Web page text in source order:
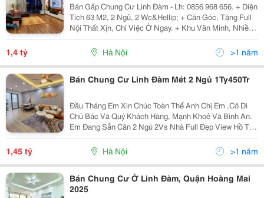
Bán Gấp Chung Cư Linh Đàm - Lh: 0856 968 656. + Diện
Tích 63 M2, 2 Ngủ, 2 Wc&Hellip; + Căn Góc, Tặng Full
Nội Thất Xịn, Chỉ Việc Ở Ngay. + Khu Văn Minh, Nhiều
Tiện Ích. + Pháp Lý Chuẩn. Liên Hệ Để Được Tư Vấn Và
Xem Nhà Miễn Phí 24/7: 0856...
1,4 tỷ Hà Nội >1 năm
Bán Chung Cư Linh Đàm Mét 2 Ngủ 1Ty450Tr
Đầu Tháng Em Xin Chúc Toàn Thể Anh Chị Em ,Cô Dì
Chú Bác Và Quý Khách Hàng, Mạnh Khoẻ Và Bình An.
Em Đang Sẵn Căn 2 Ngủ 2Vs Nhà Full Đẹp View Hồ Toà
Hh2 Chung Cư Linh Đàm Giá Nhỉnh Tỷ Chỉ 1Tyr450Tr
Quý Khách Có Nhu Cầu Tư Vấn Và Xem Nhà Miễn Phí...
1,45 tỷ Hà Nội >1 năm
Bán Chung Cư Ở Linh Đàm, Quận Hoàng Mai
2025